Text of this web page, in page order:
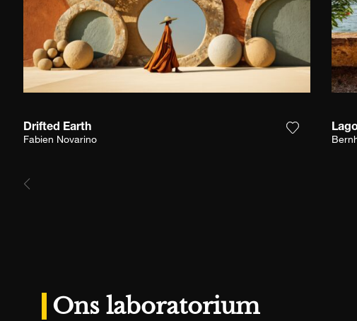
Drifted Earth
Fabien Novarino Voeg het
Ons laboratorium